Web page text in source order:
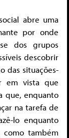
abre uma
por onde
dos grupos
descobrir
das situações-
em vista que
que, enquanto
na tarefa de
lo enquanto
como também